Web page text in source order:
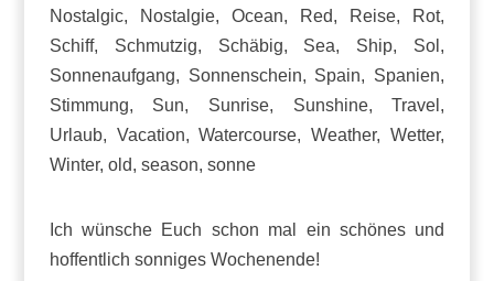
Ich wünsche Euch schon mal ein schönes und
hoffentlich sonniges Wochenende!